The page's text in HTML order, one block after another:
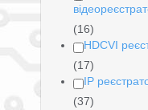
(16)
HDCVI
(17)
IP
(37)